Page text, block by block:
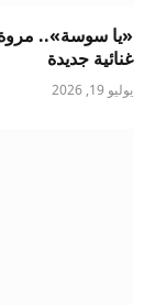
«يا سوسة».. مروة
غنائية جديدة
يوليو 19, 2026